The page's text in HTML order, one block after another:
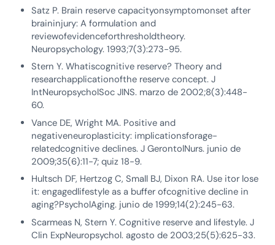
Satz P. Brain reserve capacityonsymptomonset after
braininjury: A formulation and
reviewofevidenceforthresholdtheory.
Neuropsychology. 1993;7(3):273-95.
Stern Y. Whatiscognitive reserve? Theory and
researchapplicationofthe reserve concept. J
IntNeuropsycholSoc JINS. marzo de 2002;8(3):448-
60.
Vance DE, Wright MA. Positive and
negativeneuroplasticity: implicationsforage-
relatedcognitive declines. J GerontolNurs. junio de
2009;35(6):11-7; quiz 18-9.
Hultsch DF, Hertzog C, Small BJ, Dixon RA. Use itor lose
it: engagedlifestyle as a buffer ofcognitive decline in
aging?PsycholAging. junio de 1999;14(2):245-63.
Scarmeas N, Stern Y. Cognitive reserve and lifestyle. J
Clin ExpNeuropsychol. agosto de 2003;25(5):625-33.